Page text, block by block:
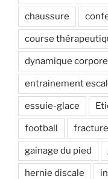
chaussure
course
dynamique
entrainement
essuie-glace
football
gainage du pied
hernie discale